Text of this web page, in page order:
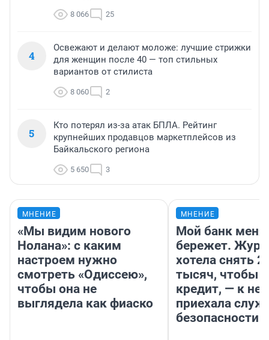
8 066 25
4
Освежают и делают моложе: лучшие стрижки
для женщин после 40 — топ стильных
вариантов от стилиста
8 060 2
5
Кто потерял из-за атак БПЛА. Рейтинг
крупнейших продавцов маркетплейсов из
Байкальского региона
5 650 3
МНЕНИЕ
«Мы видим нового
Нолана»: с каким
настроем нужно
смотреть «Одиссею»,
чтобы она не
выглядела как фиаско
МНЕНИЕ
Мой банк меня
бережет.
хотела снять
тысяч, чтобы
кредит, — к
приехала
безопасности